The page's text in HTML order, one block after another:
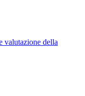
valutazione della